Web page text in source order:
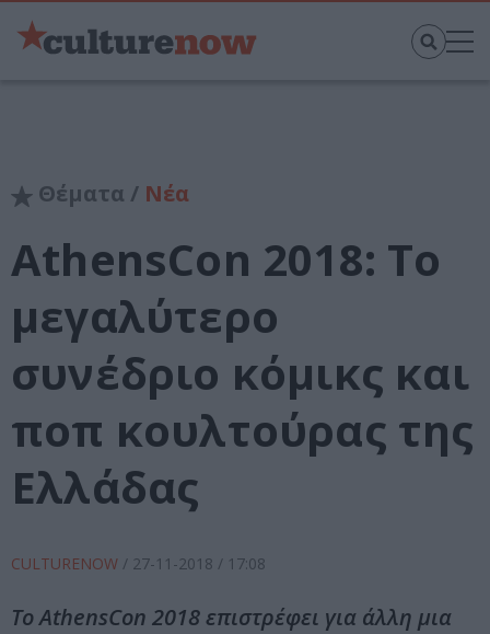
Θέματα / Νέα
AthensCon 2018: Το
μεγαλύτερο
συνέδριο κόμικς και
ποπ κουλτούρας της
Ελλάδας
CULTURENOW / 27-11-2018 / 17:08
Το AthensCon 2018 επιστρέφει για άλλη μια